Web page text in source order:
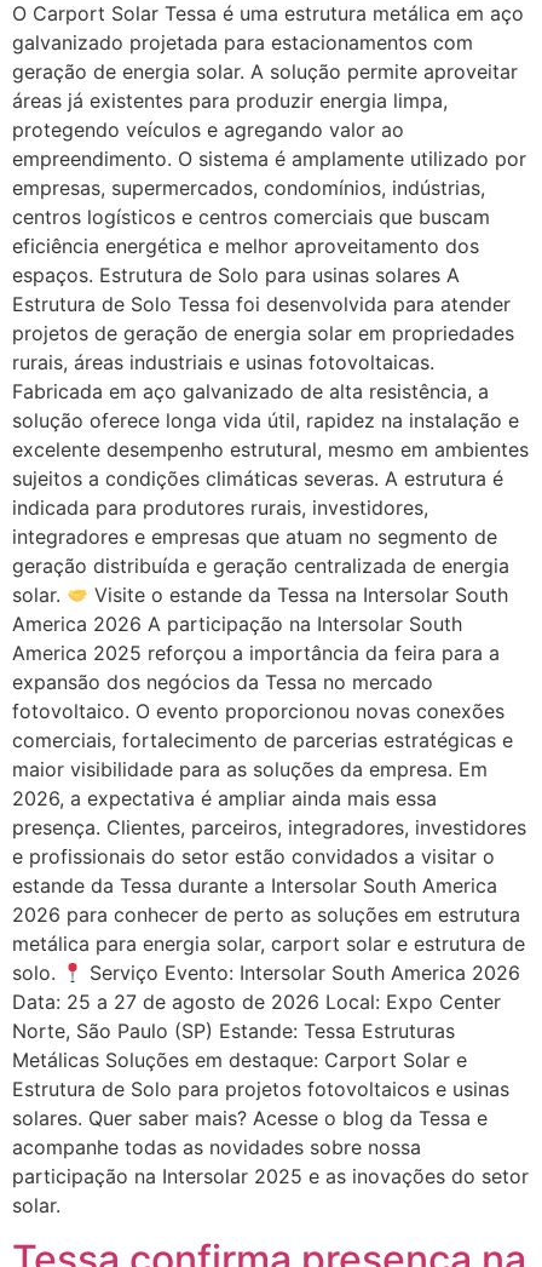
O Carport Solar Tessa é uma estrutura metálica em aço
galvanizado projetada para estacionamentos com
geração de energia solar. A solução permite aproveitar
áreas já existentes para produzir energia limpa,
protegendo veículos e agregando valor ao
empreendimento. O sistema é amplamente utilizado por
empresas, supermercados, condomínios, indústrias,
centros logísticos e centros comerciais que buscam
eficiência energética e melhor aproveitamento dos
espaços. Estrutura de Solo para usinas solares A
Estrutura de Solo Tessa foi desenvolvida para atender
projetos de geração de energia solar em propriedades
rurais, áreas industriais e usinas fotovoltaicas.
Fabricada em aço galvanizado de alta resistência, a
solução oferece longa vida útil, rapidez na instalação e
excelente desempenho estrutural, mesmo em ambientes
sujeitos a condições climáticas severas. A estrutura é
indicada para produtores rurais, investidores,
integradores e empresas que atuam no segmento de
geração distribuída e geração centralizada de energia
solar.
Visite o estande da Tessa na Intersolar South
America 2026 A participação na Intersolar South
America 2025 reforçou a importância da feira para a
expansão dos negócios da Tessa no mercado
fotovoltaico. O evento proporcionou novas conexões
comerciais, fortalecimento de parcerias estratégicas e
maior visibilidade para as soluções da empresa. Em
2026, a expectativa é ampliar ainda mais essa
presença. Clientes, parceiros, integradores, investidores
e profissionais do setor estão convidados a visitar o
estande da Tessa durante a Intersolar South America
2026 para conhecer de perto as soluções em estrutura
metálica para energia solar, carport solar e estrutura de
solo.
Serviço Evento: Intersolar South America 2026
Data: 25 a 27 de agosto de 2026 Local: Expo Center
Norte, São Paulo (SP) Estande: Tessa Estruturas
Metálicas Soluções em destaque: Carport Solar e
Estrutura de Solo para projetos fotovoltaicos e usinas
solares. Quer saber mais? Acesse o blog da Tessa e
acompanhe todas as novidades sobre nossa
participação na Intersolar 2025 e as inovações do setor
solar.